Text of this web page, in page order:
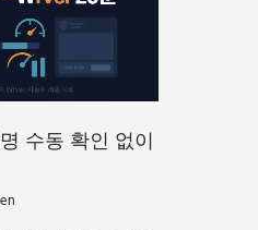
수동 확인 없이